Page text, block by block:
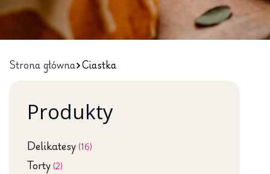
Strona główna Ciastka
Produkty
Delikatesy(16)
Torty(2)